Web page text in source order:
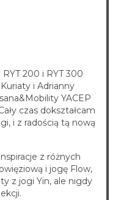
200 i RYT 300
i Adrianny
YACEP
czas dokształcam
i z radością tą nową
z różnych
i jogę Flow,
z jogi Yin, ale nigdy